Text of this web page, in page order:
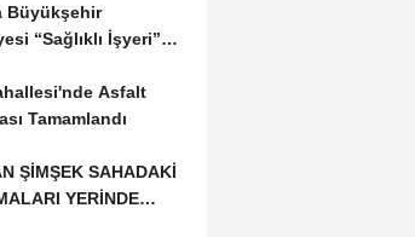
Büyükşehir
“Sağlıklı İşyeri”
Asfalt
Tamamlandı
ŞİMŞEK SAHADAKİ
YERİNDE